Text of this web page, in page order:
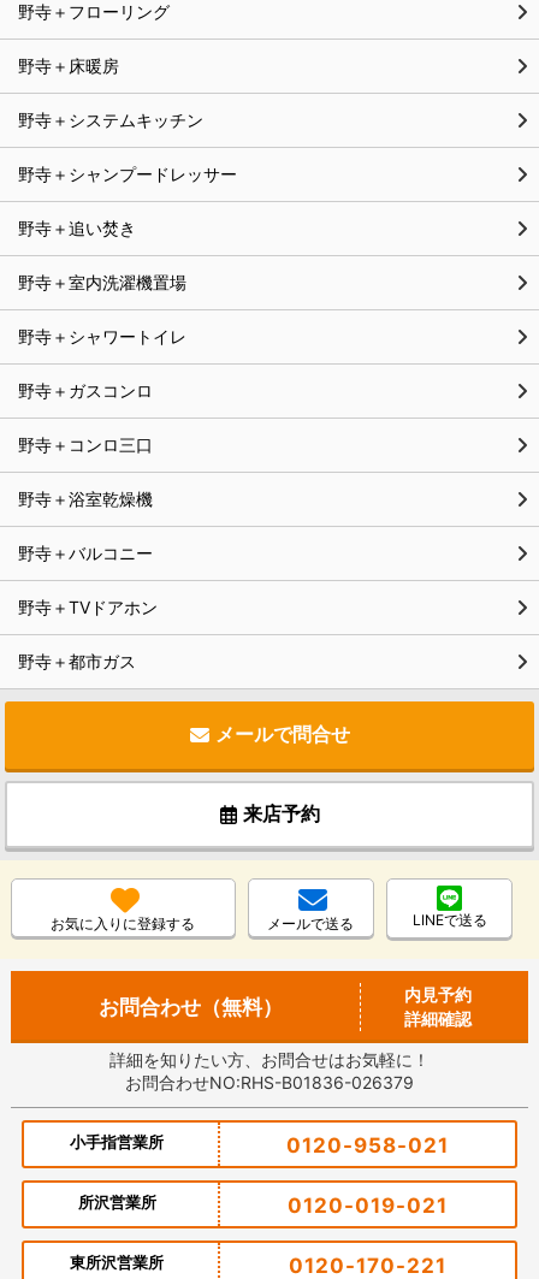
野寺＋フローリング
野寺＋床暖房
野寺＋システムキッチン
野寺＋シャンプードレッサー
野寺＋追い焚き
野寺＋室内洗濯機置場
野寺＋シャワートイレ
野寺＋ガスコンロ
野寺＋コンロ三口
野寺＋浴室乾燥機
野寺＋バルコニー
野寺＋TVドアホン
野寺＋都市ガス
メールで問合せ
来店予約
お気に入りに登録する メールで送る LINEで送る
お問合わせ（無料）
内見予約
詳細確認
詳細を知りたい方、お問合せはお気軽に！
お問合わせNO:RHS-B01836-026379
小手指営業所 0120-958-021
所沢営業所 0120-019-021
東所沢営業所 0120-170-221